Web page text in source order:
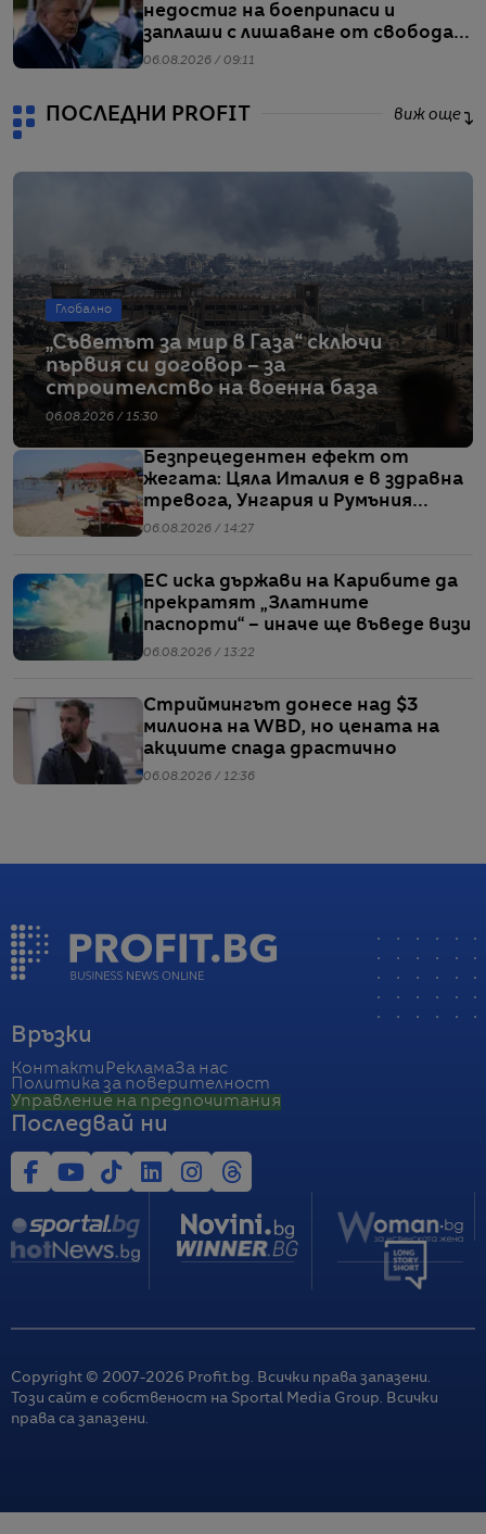
недостиг на боеприпаси и
заплаши с лишаване от свобода
хората, които разпространяват
06.08.2026 / 09:11
ПОСЛЕДНИ PROFIT виж още
Глобално
„Съветът за мир в Газа“ сключи
първия си договор – за
строителство на военна база
06.08.2026 / 15:30
Безпрецедентен ефект от
жегата: Цяла Италия е в здравна
тревога, Унгария и Румъния
пестят електричество
06.08.2026 / 14:27
ЕС иска държави на Карибите да
прекратят „Златните
паспорти“ – иначе ще въведе визи
06.08.2026 / 13:22
Стриймингът донесе над $3
милиона на WBD, но цената на
акциите спада драстично
06.08.2026 / 12:36
Връзки
Контакти РекламаЗа нас
Политика за поверителност
Управление на предпочитания
Последвай ни
Copyright © 2007-2026 Profit.bg. Всички права запазени.
Този сайт е собственост на Sportal Media Group. Всички
права са запазени.